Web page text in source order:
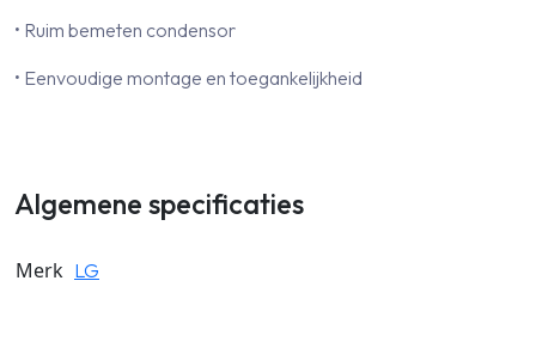
• Ruim bemeten condensor
• Eenvoudige montage en toegankelijkheid
Algemene specificaties
Merk LG